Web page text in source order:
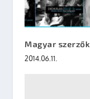
Magyar
2014.06.11.